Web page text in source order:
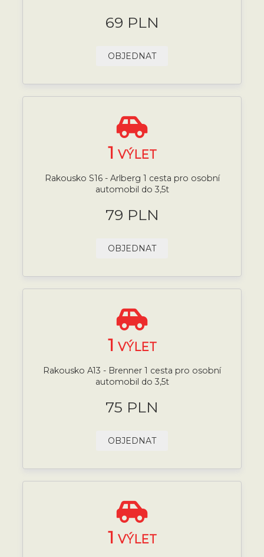
69 PLN
OBJEDNAT
1 VÝLET
Rakousko S16 - Arlberg 1 cesta pro osobní
automobil do 3,5t
79 PLN
OBJEDNAT
1 VÝLET
Rakousko A13 - Brenner 1 cesta pro osobní
automobil do 3,5t
75 PLN
OBJEDNAT
1 VÝLET